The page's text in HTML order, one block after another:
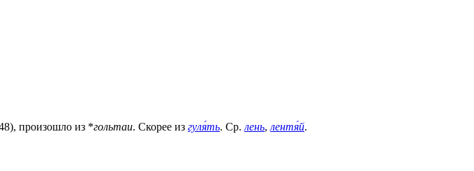
произошло из *гольтаи. Скорее из гуля́ть. Ср. лень, лентя́й.